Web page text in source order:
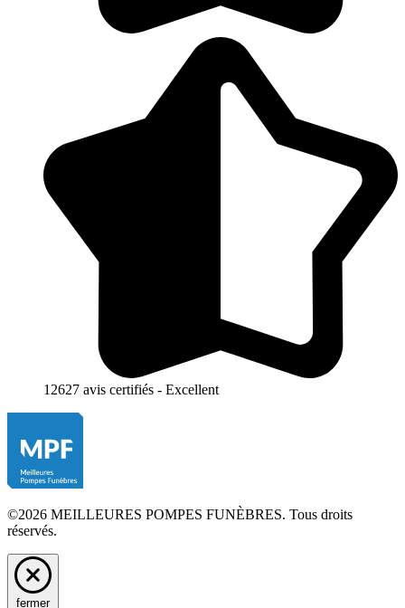
12627 avis certifiés - Excellent
©2026 MEILLEURES POMPES FUNÈBRES. Tous droits
réservés.
fermer